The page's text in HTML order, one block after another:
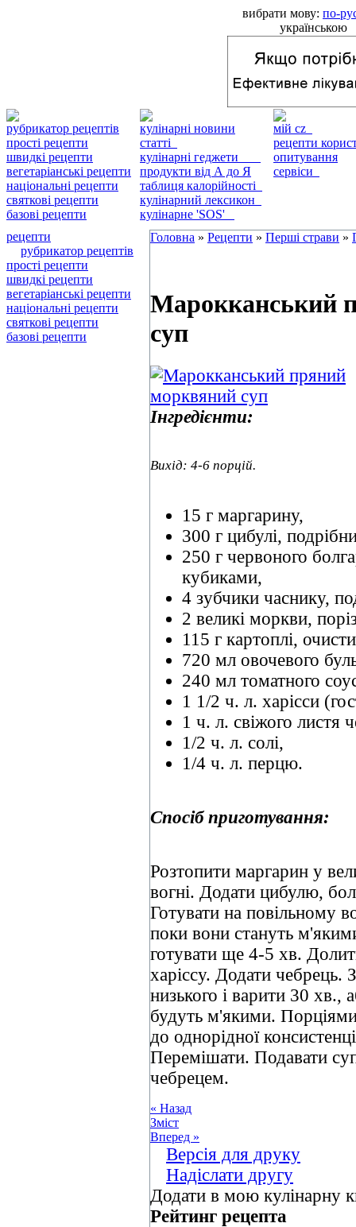
вибрати мову: по-
українською
рубрикатор рецептів
прості рецепти
швидкі рецепти
вегетаріанські рецепти
національні рецепти
святкові рецепти
базові рецепти
кулінарні новини
статті
кулінарні геджети
продукти від А до Я
таблиця калорійності
кулінарний лексикон
кулінарне 'SOS'
мій cz
рецепти
опитування
сервіси
рецепти
рубрикатор рецептів
прості рецепти
швидкі рецепти
вегетаріанські рецепти
національні рецепти
святкові рецепти
базові рецепти
Головна » Рецепти » Перші страви »
Марокканський
суп
Інгредієнти:
Вихід: 4-6 порцій.
15 г маргарину,
300 г цибулі,
250 г червоного
кубиками,
4 зубчики часнику,
2 великі моркви,
115 г картоплі,
720 мл овочевого
240 мл томатного
1 1/2 ч. л. харісси
1 ч. л. свіжого листя
1/2 ч. л. солі,
1/4 ч. л. перцю.
Спосіб приготування:
Розтопити маргарин у
вогні. Додати цибулю,
Готувати на повільному
поки вони стануть
готувати ще 4-5 хв.
харіссу. Додати
низького і варити 30 хв.,
будуть м'якими.
до однорідної
Перемішати. Подавати
чебрецем.
« Назад
Зміст
Вперед »
Версія для друку
Надіслати другу
Додати в мою кулінарну
Рейтинг рецепта